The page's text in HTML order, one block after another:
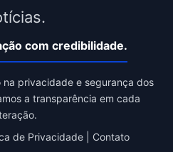
com credibilidade.
privacidade e segurança dos
a transparência em cada
de Privacidade Contato